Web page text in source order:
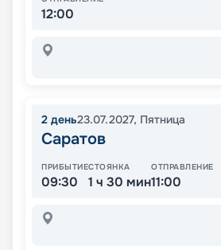
12:00
2 день23.07.2027, Пятница
Саратов
ПРИБЫТИЕ
09:30
СТОЯНКА
1 ч 30 мин
ОТПРАВЛЕНИЕ
11:00